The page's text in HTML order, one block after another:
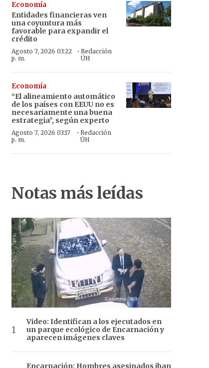
Economía
Entidades financieras ven
una coyuntura más
favorable para expandir el
crédito
Agosto 7, 2026 03:22
p. m.
· Redacción
ÚH
Economía
“El alineamiento automático
de los países con EEUU no es
necesariamente una buena
estrategia”, según experto
Agosto 7, 2026 03:17
p. m.
· Redacción
ÚH
Notas más leídas
Video: Identifican a los ejecutados en
un parque ecológico de Encarnación y
aparecen imágenes claves
Encarnación: Hombres asesinados iban